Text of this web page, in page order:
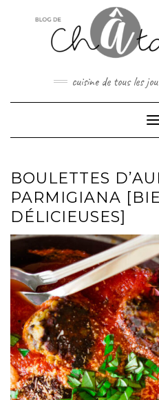
cuisine de tous les
BOULETTES
PARMIGIANA
DÉLICIEUSES]